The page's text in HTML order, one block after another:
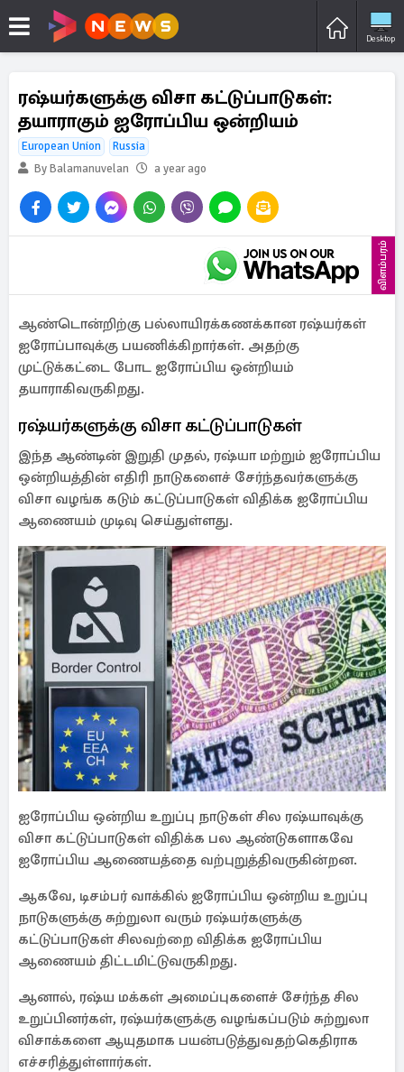
Desktop
ரஷ்யர்களுக்கு விசா கட்டுப்பாடுகள்:
தயாராகும் ஐரோப்பிய ஒன்றியம்
European Union
Russia
By Balamanuvelan
a year ago
விளம்பரம்
ஆண்டொன்றிற்கு பல்லாயிரக்கணக்கான ரஷ்யர்கள்
ஐரோப்பாவுக்கு பயணிக்கிறார்கள். அதற்கு
முட்டுக்கட்டை போட ஐரோப்பிய ஒன்றியம்
தயாராகிவருகிறது.
ரஷ்யர்களுக்கு விசா கட்டுப்பாடுகள்
இந்த ஆண்டின் இறுதி முதல், ரஷ்யா மற்றும் ஐரோப்பிய
ஒன்றியத்தின் எதிரி நாடுகளைச் சேர்ந்தவர்களுக்கு
விசா வழங்க கடும் கட்டுப்பாடுகள் விதிக்க ஐரோப்பிய
ஆணையம் முடிவு செய்துள்ளது.
ஐரோப்பிய ஒன்றிய உறுப்பு நாடுகள் சில ரஷ்யாவுக்கு
விசா கட்டுப்பாடுகள் விதிக்க பல ஆண்டுகளாகவே
ஐரோப்பிய ஆணையத்தை வற்புறுத்திவருகின்றன.
ஆகவே, டிசம்பர் வாக்கில் ஐரோப்பிய ஒன்றிய உறுப்பு
நாடுகளுக்கு சுற்றுலா வரும் ரஷ்யர்களுக்கு
கட்டுப்பாடுகள் சிலவற்றை விதிக்க ஐரோப்பிய
ஆணையம் திட்டமிட்டுவருகிறது.
ஆனால், ரஷ்ய மக்கள் அமைப்புகளைச் சேர்ந்த சில
உறுப்பினர்கள், ரஷ்யர்களுக்கு வழங்கப்படும் சுற்றுலா
விசாக்களை ஆயுதமாக பயன்படுத்துவதற்கெதிராக
எச்சரித்துள்ளார்கள்.